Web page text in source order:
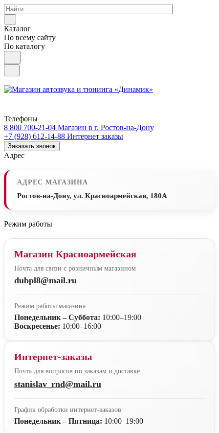
Каталог
По всему сайту
По каталогу
Телефоны
8 800 700-21-04 Магазин в г. Ростов-на-Дону
+7 (928) 612-14-88 Интернет заказы
Заказать звонок
Адрес
АДРЕС МАГАЗИНА
Ростов-на-Дону, ул. Красноармейская, 180А
Режим работы
Магазин Красноармейская
Почта для связи с розничным магазином
dubpl8@mail.ru
Режим работы магазина
Понедельник – Суббота: 10:00–19:00
Воскресенье: 10:00–16:00
Интернет-заказы
Почта для вопросов по заказам и доставке
stanislav_rnd@mail.ru
График обработки интернет-заказов
Понедельник – Пятница: 10:00–19:00